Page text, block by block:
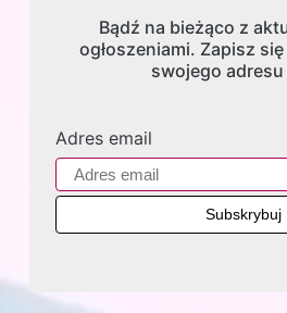
Bądź na bieżąco z
ogłoszeniami. Zapisz
swojego adresu
Adres email